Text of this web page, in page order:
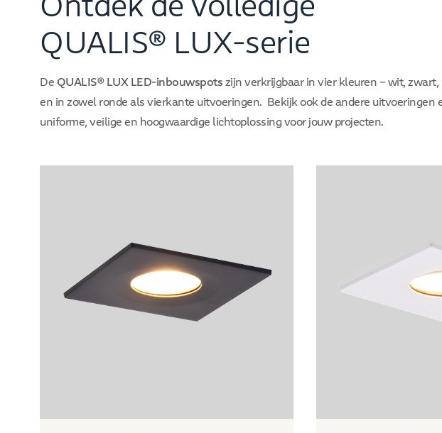
Lichtopbrengst: 700–800 lumen
Diameter: 88 mm (zaagmaat 75 mm)
Mat afgewerkte aluminium rand
Geïntegreerde driver en push-fit systeem
QUALIS® LUX-serie
De QUALIS® LUX LED-inbouwspots zijn verkrijgbaar in vier kleuren – wit, zwart,
en in zowel ronde als vierkante uitvoeringen. Bekijk ook de andere uitvoeringen
uniforme, veilige en hoogwaardige lichtoplossing voor jouw projecten.